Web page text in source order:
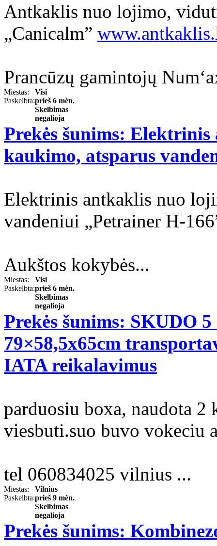
Antkaklis nuo lojimo,
„Canicalm”
Prancūzų gamintojų
Miestas:
Visi
Paskelbta:prieš 6 mėn.
Skelbimas
negalioja
Prekės šunims:
kaukimo, atsparus
Elektrinis antkaklis nuo
vandeniui „Petrainer H-
Aukštos kokybės...
Miestas:
Visi
Paskelbta:prieš 6 mėn.
Skelbimas
negalioja
Prekės šunims: SKUDO
79×58,5x65cm
IATA reikalavimus
parduosiu boxa, naudota 2
viesbuti.suo buvo vokeciu
tel 060834025 vilnius ...
Miestas:
Vilnius
Paskelbta:prieš 9 mėn.
Skelbimas
negalioja
Prekės šunims: